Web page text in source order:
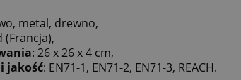
metal, drewno,
(Francja),
: 26 x 26 x 4 cm,
jakość: EN71-1, EN71-2, EN71-3, REACH.